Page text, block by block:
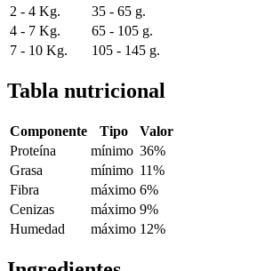
2 - 4 Kg.
35 - 65 g.
4 - 7 Kg.
65 - 105 g.
7 - 10 Kg.
105 - 145 g.
Tabla nutricional
Componente Tipo
Valor
Proteína
mínimo 36%
Grasa
mínimo 11%
Fibra
máximo 6%
Cenizas
máximo 9%
Humedad
máximo 12%